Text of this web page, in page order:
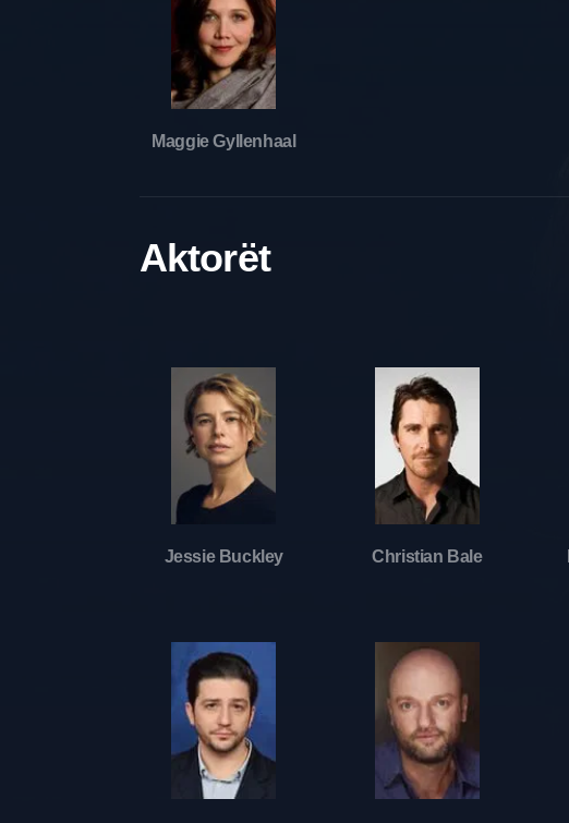
Maggie Gyllenhaal
Aktorët
Jessie Buckley Christian Bale